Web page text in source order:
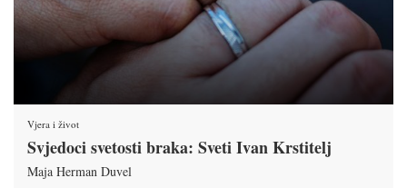
Vjera i život
Svjedoci svetosti braka: Sveti Ivan Krstitelj
Maja Herman Duvel